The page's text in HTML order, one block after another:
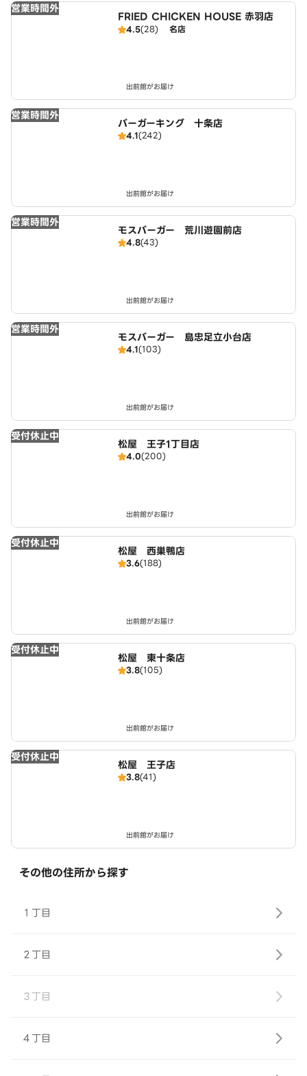
営業時間外
FRIED CHICKEN HOUSE 赤羽店
4.5(28) 名店
出前館がお届け
営業時間外
バーガーキング 十条店
4.1(242)
出前館がお届け
営業時間外
モスバーガー 荒川遊園前店
4.8(43)
出前館がお届け
営業時間外
モスバーガー 島忠足立小台店
4.1(103)
出前館がお届け
受付休止中
松屋 王子1丁目店
4.0(200)
出前館がお届け
受付休止中
松屋 西巣鴨店
3.6(188)
出前館がお届け
受付休止中
松屋 東十条店
3.8(105)
出前館がお届け
受付休止中
松屋 王子店
3.8(41)
出前館がお届け
その他の住所から探す
１丁目
２丁目
３丁目
４丁目